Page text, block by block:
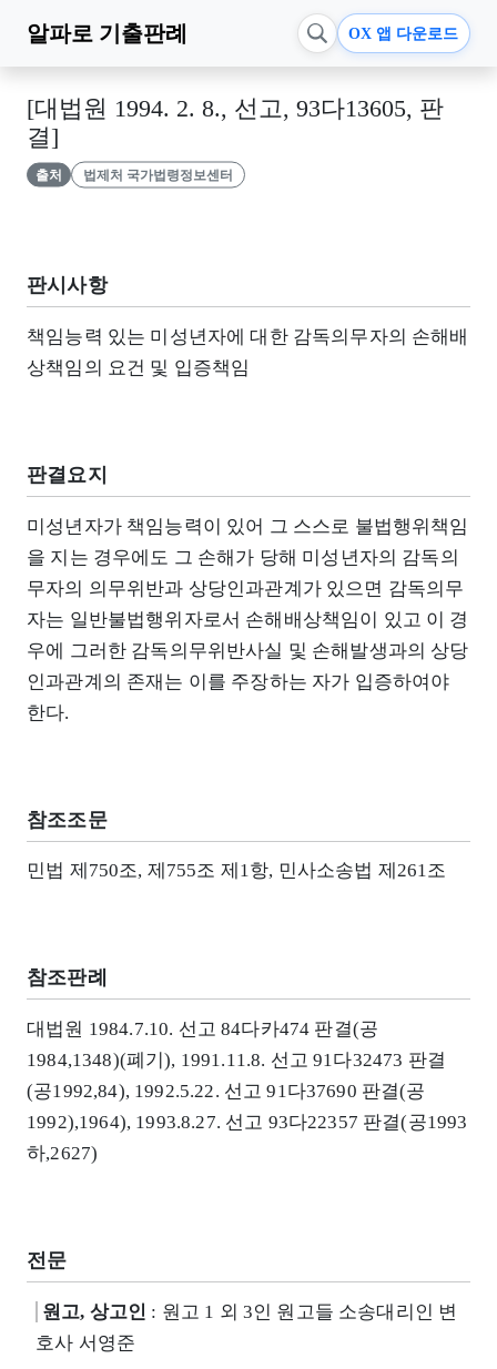
알파로 기출판례 OX 앱 다운로드
[대법원 1994. 2. 8., 선고, 93다13605, 판
결]
출처 법제처 국가법령정보센터
판시사항
책임능력 있는 미성년자에 대한 감독의무자의 손해배
상책임의 요건 및 입증책임
판결요지
미성년자가 책임능력이 있어 그 스스로 불법행위책임
을 지는 경우에도 그 손해가 당해 미성년자의 감독의
무자의 의무위반과 상당인과관계가 있으면 감독의무
자는 일반불법행위자로서 손해배상책임이 있고 이 경
우에 그러한 감독의무위반사실 및 손해발생과의 상당
인과관계의 존재는 이를 주장하는 자가 입증하여야
한다.
참조조문
민법 제750조, 제755조 제1항, 민사소송법 제261조
참조판례
대법원 1984.7.10. 선고 84다카474 판결(공
1984,1348)(폐기), 1991.11.8. 선고 91다32473 판결
(공1992,84), 1992.5.22. 선고 91다37690 판결(공
1992),1964), 1993.8.27. 선고 93다22357 판결(공1993
하,2627)
전문
원고, 상고인 : 원고 1 외 3인 원고들 소송대리인 변
호사 서영준